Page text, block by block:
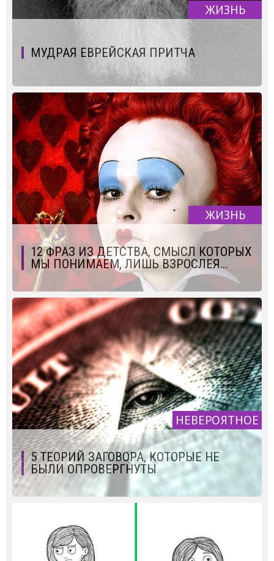
ЖИЗНЬ
МУДРАЯ ЕВРЕЙСКАЯ ПРИТЧА
ЖИЗНЬ
12 ФРАЗ ИЗ ДЕТСТВА, СМЫСЛ КОТОРЫХ
МЫ ПОНИМАЕМ, ЛИШЬ ВЗРОСЛЕЯ…
НЕВЕРОЯТНОЕ
5 ТЕОРИЙ ЗАГОВОРА, КОТОРЫЕ НЕ
БЫЛИ ОПРОВЕРГНУТЫ